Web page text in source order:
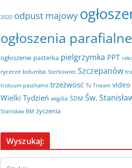
2020 odpust majowy
ogłoszenia parafialne
ogłoszenie pasterka pielgrzymka PPT
rycerze kolumba Sterkowiec Szczepanów
triduum paschalne trzeźwosć Tv Trwam video
Wielki Tydzień wigilia ŚDM Św.
Stanisław BM życzenia
Wyszukaj: